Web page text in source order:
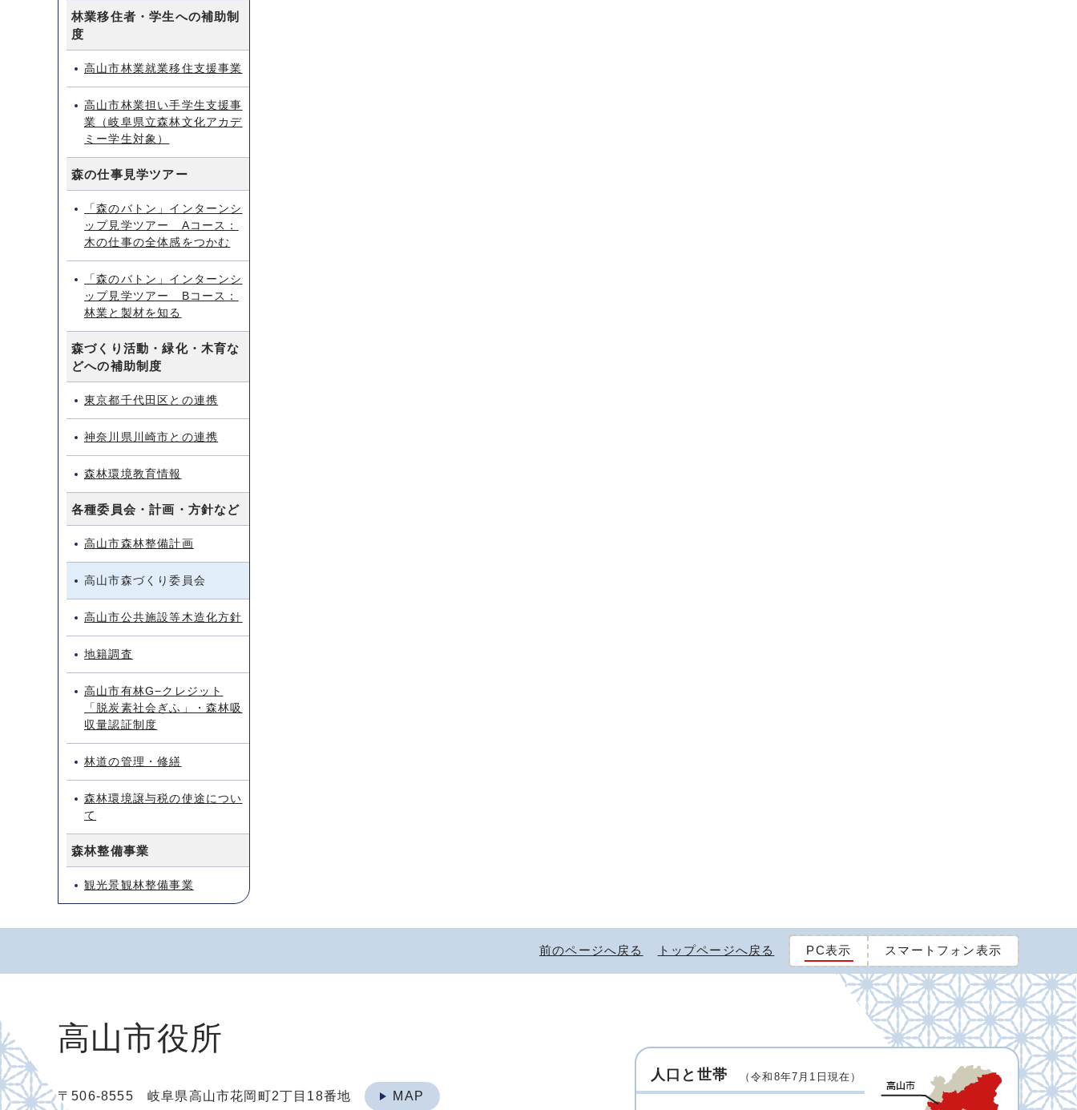
林業移住者・学生への補助制
度
高山市林業就業移住支援事業
高山市林業担い手学生支援事
業（岐阜県立森林文化アカデ
ミー学生対象）
森の仕事見学ツアー
「森のバトン」インターンシ
ップ見学ツアー Aコース：
木の仕事の全体感をつかむ
「森のバトン」インターンシ
ップ見学ツアー Bコース：
林業と製材を知る
森づくり活動・緑化・木育な
どへの補助制度
東京都千代田区との連携
神奈川県川崎市との連携
森林環境教育情報
各種委員会・計画・方針など
高山市森林整備計画
高山市森づくり委員会
高山市公共施設等木造化方針
地籍調査
高山市有林G−クレジット
「脱炭素社会ぎふ」・森林吸
収量認証制度
林道の管理・修繕
森林環境譲与税の使途につい
て
森林整備事業
観光景観林整備事業
前のページへ戻る トップページへ戻る PC表示 スマートフォン表示
高山市役所
〒506-8555 岐阜県高山市花岡町2丁目18番地 MAP
人口と世帯 （令和8年7月1日現在）